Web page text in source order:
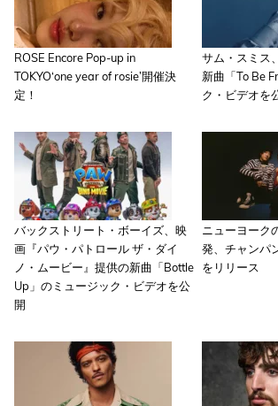
ROSE Encore Pop-up in
TOKYO‘one year of rosie’開催決
定！
サム・スミス
新曲「To Be
ク・ビデオを
バックストリート・ボーイズ、映
画『パウ・パトロール ザ・ダイ
ノ・ムービー』提供の新曲「Bottle
Up」のミュージック・ビデオを公
開
ニューヨーク
発、チャンパ
をリリース